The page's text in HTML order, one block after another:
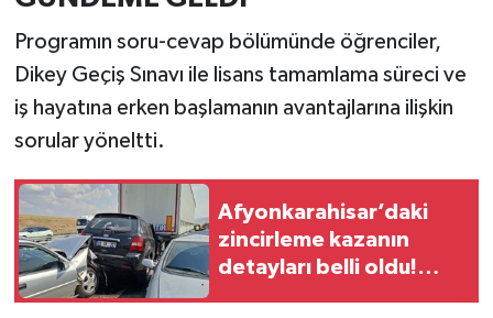
Programın soru-cevap bölümünde öğrenciler,
Dikey Geçiş Sınavı ile lisans tamamlama süreci ve
iş hayatına erken başlamanın avantajlarına ilişkin
sorular yöneltti.
Afyonkarahisar’daki
zincirleme kazanın
detayları belli oldu!